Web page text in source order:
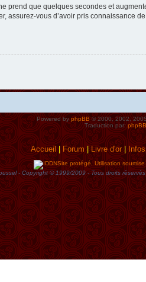
prend que quelques secondes et
assurez-vous d’avoir pris connaissance
Powered byphpBB© 2000, 2002,
Traduction par:
Accueil| Forum|Livre d'or|
Site protégé. Utilisation
- Copyright © 1999/2009 - Tous droits